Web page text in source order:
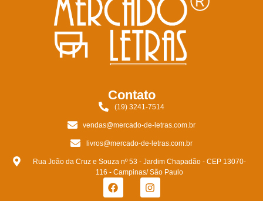
Contato
(19) 3241-7514
vendas@mercado-de-letras.com.br
livros@mercado-de-letras.com.br
Rua João da Cruz e Souza nº 53 - Jardim Chapadão - CEP 13070-
116 - Campinas/ São Paulo